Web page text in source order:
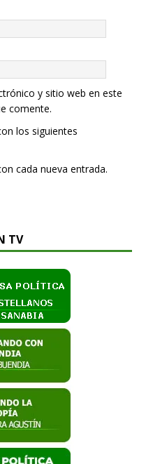
y sitio web en este
comente.
los siguientes
cada nueva entrada.
TV